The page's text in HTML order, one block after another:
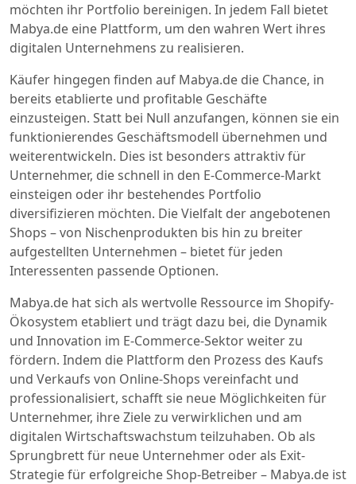
möchten ihr Portfolio bereinigen. In jedem Fall bietet
Mabya.de eine Plattform, um den wahren Wert ihres
digitalen Unternehmens zu realisieren.
Käufer hingegen finden auf Mabya.de die Chance, in
bereits etablierte und profitable Geschäfte
einzusteigen. Statt bei Null anzufangen, können sie ein
funktionierendes Geschäftsmodell übernehmen und
weiterentwickeln. Dies ist besonders attraktiv für
Unternehmer, die schnell in den E-Commerce-Markt
einsteigen oder ihr bestehendes Portfolio
diversifizieren möchten. Die Vielfalt der angebotenen
Shops – von Nischenprodukten bis hin zu breiter
aufgestellten Unternehmen – bietet für jeden
Interessenten passende Optionen.
Mabya.de hat sich als wertvolle Ressource im Shopify-
Ökosystem etabliert und trägt dazu bei, die Dynamik
und Innovation im E-Commerce-Sektor weiter zu
fördern. Indem die Plattform den Prozess des Kaufs
und Verkaufs von Online-Shops vereinfacht und
professionalisiert, schafft sie neue Möglichkeiten für
Unternehmer, ihre Ziele zu verwirklichen und am
digitalen Wirtschaftswachstum teilzuhaben. Ob als
Sprungbrett für neue Unternehmer oder als Exit-
Strategie für erfolgreiche Shop-Betreiber – Mabya.de ist